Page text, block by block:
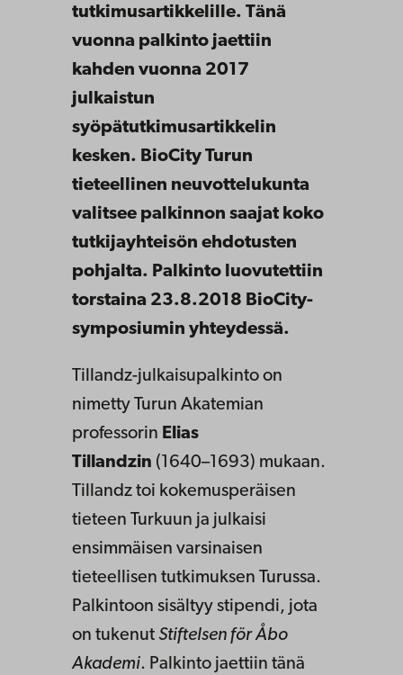
tutkimusartikkelille. Tänä
vuonna palkinto jaettiin
kahden vuonna 2017
julkaistun
syöpätutkimusartikkelin
kesken. BioCity Turun
tieteellinen neuvottelukunta
valitsee palkinnon saajat koko
tutkijayhteisön ehdotusten
pohjalta. Palkinto luovutettiin
torstaina 23.8.2018 BioCity-
symposiumin yhteydessä.
Tillandz-julkaisupalkinto on
nimetty Turun Akatemian
professorin Elias
Tillandzin (1640–1693) mukaan.
Tillandz toi kokemusperäisen
tieteen Turkuun ja julkaisi
ensimmäisen varsinaisen
tieteellisen tutkimuksen Turussa.
Palkintoon sisältyy stipendi, jota
on tukenut Stiftelsen för Åbo
Akademi. Palkinto jaettiin tänä